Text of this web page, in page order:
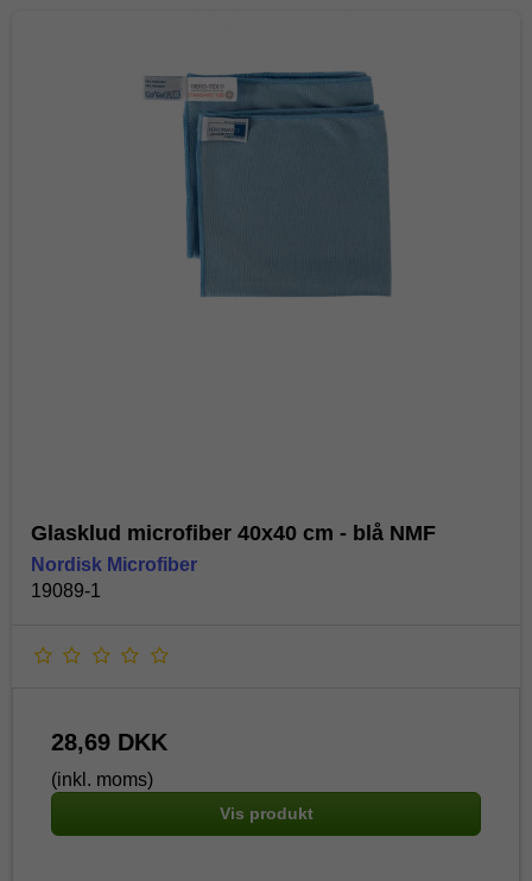
Glasklud microfiber 40x40 cm - blå NMF
Nordisk Microfiber
19089-1
28,69 DKK
(inkl. moms)
Vis produkt